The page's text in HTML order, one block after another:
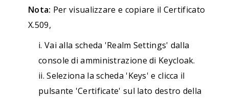
Nota: Per visualizzare e copiare il Certificato
X.509,
i. Vai alla scheda 'Realm Settings' dalla
console di amministrazione di Keycloak.
ii. Seleziona la scheda 'Keys' e clicca il
pulsante 'Certificate' sul lato destro della